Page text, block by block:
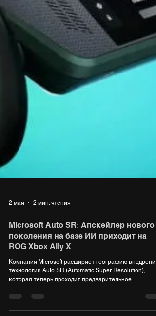
2 мая 2 мин. чтения
Microsoft Auto SR: Апскейлер нового
ROG Xbox Ally X
Компания Microsoft расширяет географию внедрения
которая теперь проходит предварительное